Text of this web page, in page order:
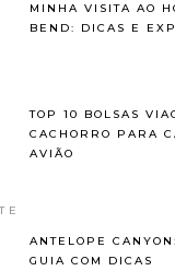
MINHA VISITA AO
BEND: DICAS E
TOP 10 BOLSAS
CACHORRO PARA
AVIÃO
ANTELOPE
GUIA COM DICAS